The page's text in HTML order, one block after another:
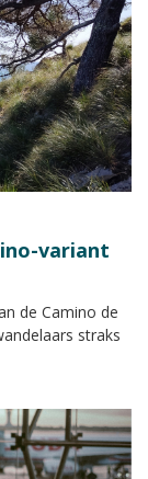
variant
de Camino de
straks